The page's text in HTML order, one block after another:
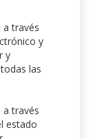
a través
y
y
las
a través
estado